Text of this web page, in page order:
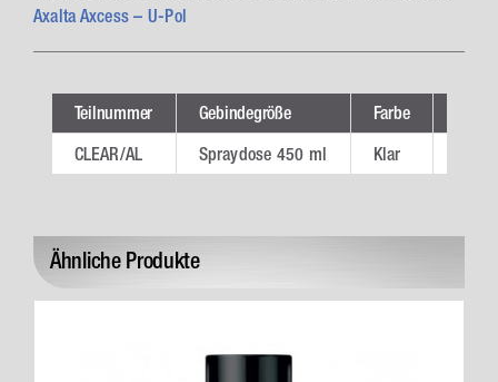
Axalta Axcess – U-Pol
Teilnummer Gebindegröße Farbe
CLEAR/AL Spraydose 450 ml Klar
Ähnliche Produkte